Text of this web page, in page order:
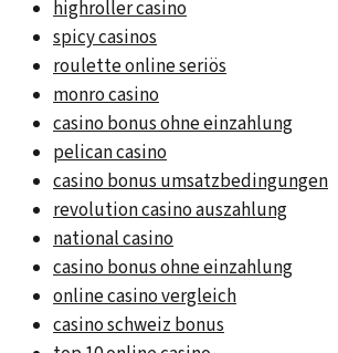
highroller casino
spicy casinos
roulette online seriös
monro casino
casino bonus ohne einzahlung
pelican casino
casino bonus umsatzbedingungen
revolution casino auszahlung
national casino
casino bonus ohne einzahlung
online casino vergleich
casino schweiz bonus